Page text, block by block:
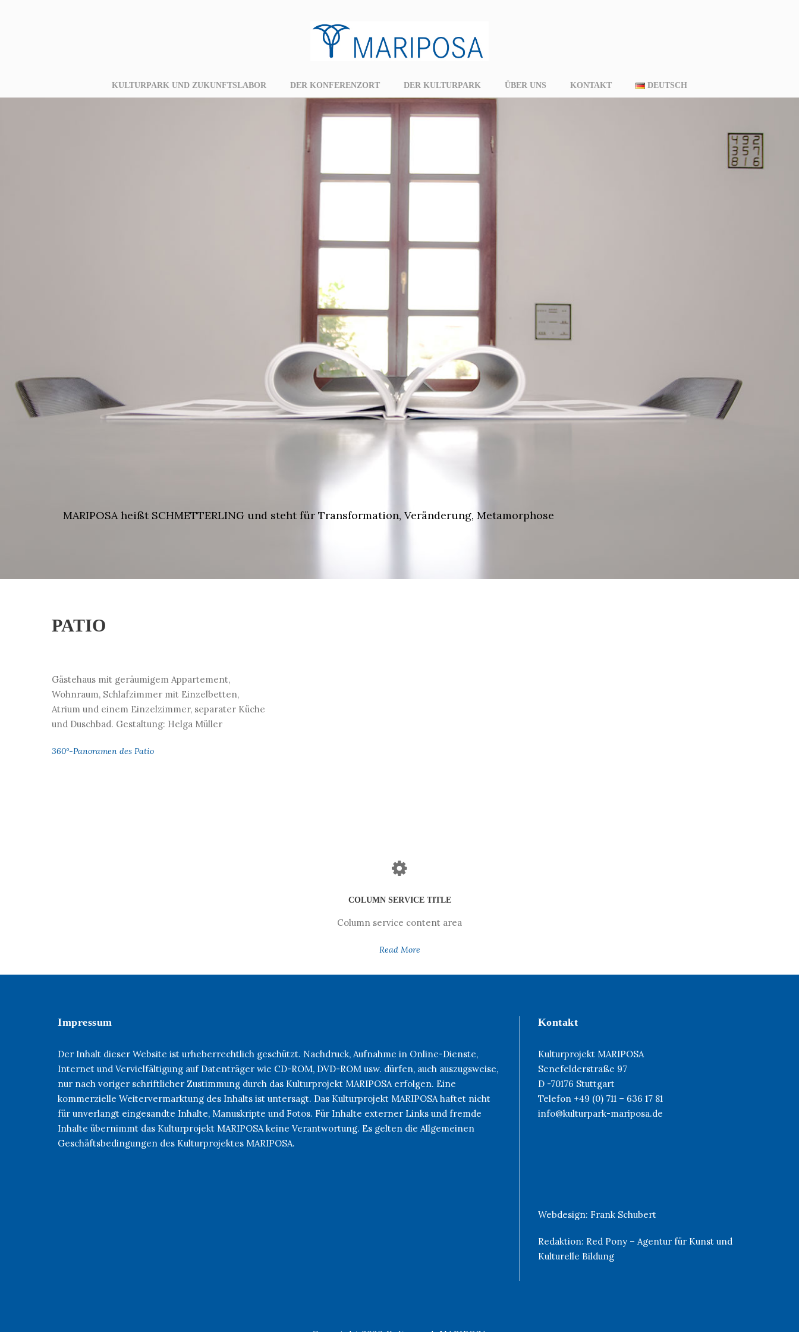
KULTURPARK UND ZUKUNFTSLABOR DER KONFERENZORT DER KULTURPARK ÜBER UNS KONTAKT DEUTSCH
PATIO
Gästehaus mit geräumigem Appartement,
Wohnraum, Schlafzimmer mit Einzelbetten,
Atrium und einem Einzelzimmer, separater Küche
und Duschbad. Gestaltung: Helga Müller
360°-Panoramen des Patio
COLUMN SERVICE TITLE
Column service content area
Read More
Impressum
Der Inhalt dieser Website ist urheberrechtlich geschützt. Nachdruck, Aufnahme in Online-Dienste,
Internet und Vervielfältigung auf Datenträger wie CD-ROM, DVD-ROM usw. dürfen, auch auszugsweise,
nur nach voriger schriftlicher Zustimmung durch das Kulturprojekt MARIPOSA erfolgen. Eine
kommerzielle Weitervermarktung des Inhalts ist untersagt. Das Kulturprojekt MARIPOSA haftet nicht
für unverlangt eingesandte Inhalte, Manuskripte und Fotos. Für Inhalte externer Links und fremde
Inhalte übernimmt das Kulturprojekt MARIPOSA keine Verantwortung. Es gelten die Allgemeinen
Geschäftsbedingungen des Kulturprojektes MARIPOSA.
Kontakt
Kulturprojekt MARIPOSA
Senefelderstraße 97
D -70176 Stuttgart
Telefon +49 (0) 711 – 636 17 81
info@kulturpark-mariposa.de
Webdesign: Frank Schubert
Redaktion: Red Pony – Agentur für Kunst und
Kulturelle Bildung